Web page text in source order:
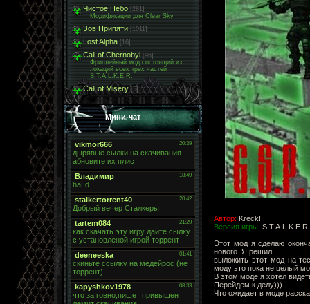
Чистое Небо [281]
Модификации для Clear Sky
Зов Припяти [1011]
Lost Alpha [16]
Call of Chernobyl [96]
Фриплейный мод состоящий из
локаций всех трех частей
S.T.A.L.K.E.R.
Call of Misery [5]
Мини-чат
Автор: Kreck!
Версия игры:
Этот мод я сделаю
нового. Я решил
выложить этот мод на
моду это пока не целый
В этом моде я хотел
Перейдем к делу)))
Что ожидает в моде